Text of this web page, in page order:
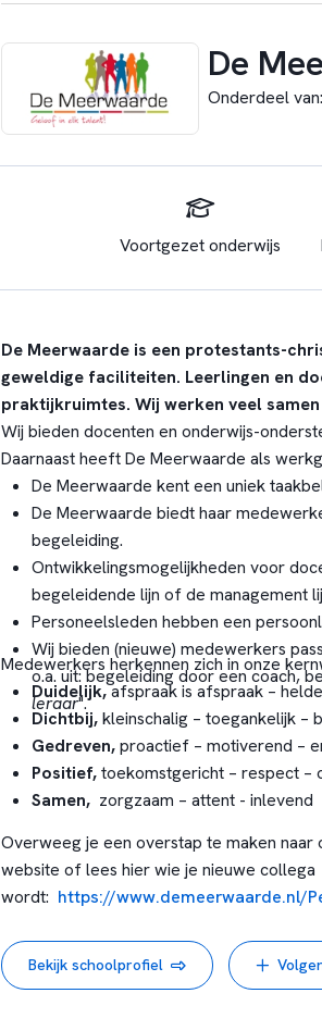
De
Onderdeel van:
Voortgezet onderwijs
De Meerwaarde is een protestants-
geweldige faciliteiten. Leerlingen en
praktijkruimtes. Wij werken veel
Wij bieden docenten en onderwijs-
Daarnaast heeft De Meerwaarde als
De Meerwaarde kent een uniek
De Meerwaarde biedt haar
begeleiding.
Ontwikkelingsmogelijkheden voor
begeleidende lijn of de management
Personeelsleden hebben een
Wij bieden (nieuwe) medewerkers
o.a. uit: begeleiding door een coach,
leraar".
Medewerkers herkennen zich in onze
Duidelijk,afspraak is afspraak –
Dichtbij,kleinschalig – toegankelijk –
Gedreven,proactief – motiverend –
Positief,toekomstgericht – respect –
Samen, zorgzaam – attent - inlevend
Overweeg je een overstap te maken
website of lees hier wie je nieuwe collega
wordt: https://www.demeerwaarde.nl/
Bekijk schoolprofiel